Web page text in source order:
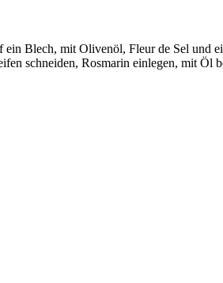
Blech, mit Olivenöl, Fleur de Sel und
schneiden, Rosmarin einlegen, mit Öl